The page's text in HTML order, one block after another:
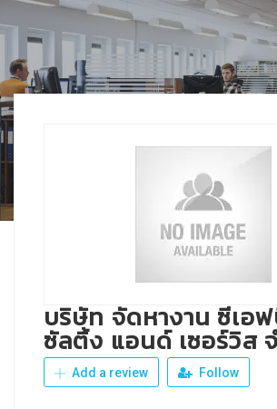
บริษัท จัดหางาน ซีเอ
ซัลติ้ง แอนด์ เซอร์วิส
Add a review Follow